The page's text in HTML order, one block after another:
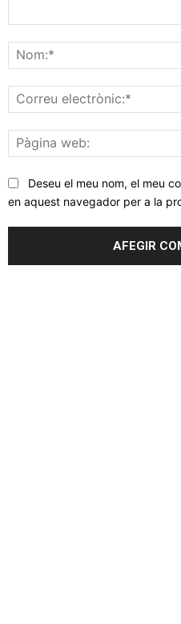
Deseu el meu nom, el meu
en aquest navegador per a la